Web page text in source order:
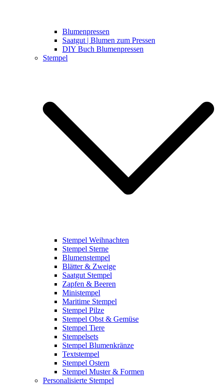
Blumenpressen
Saatgut | Blumen zum Pressen
DIY Buch Blumenpressen
Stempel
Stempel Weihnachten
Stempel Sterne
Blumenstempel
Blätter & Zweige
Saatgut Stempel
Zapfen & Beeren
Ministempel
Maritime Stempel
Stempel Pilze
Stempel Obst & Gemüse
Stempel Tiere
Stempelsets
Stempel Blumenkränze
Textstempel
Stempel Ostern
Stempel Muster & Formen
Personalisierte Stempel